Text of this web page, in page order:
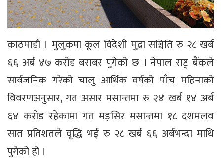
काठमाडौँ । मुलुकमा कूल विदेशी मुद्रा सञ्चिति रु २८ खर्ब
६६ अर्ब ४७ करोड बराबर पुगेको छ । नेपाल राष्ट्र बैंकले
सार्वजनिक गरेको चालु आर्थिक वर्षको पाँच महिनाको
विवरणअनुसार, गत असार मसान्तमा रु २४ खर्ब १४ अर्ब
६४ करोड रहेकामा गत मङ्सिर मसान्तमा १८ दशमलव
सात प्रतिशतले वृद्धि भई रु २८ खर्ब ६६ अर्बभन्दा माथि
पुगेको हो ।